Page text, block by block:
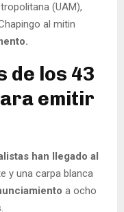
(UAM),
al mitin
de los 43
emitir
han llegado al
y una carpa blanca
a ocho